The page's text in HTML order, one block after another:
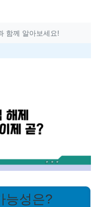
함께 알아보세요!
능성은?